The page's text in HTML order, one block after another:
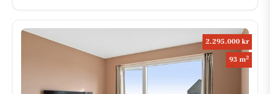
2.295.000 kr
93 m2